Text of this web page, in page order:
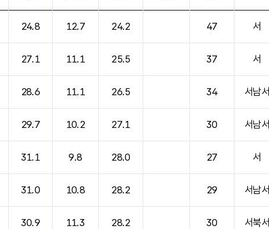
24.8 12.7 24.2 47 서
27.1 11.1 25.5 37 서
28.6 11.1 26.5 34 서남서
29.7 10.2 27.1 30 서남서
31.1 9.8 28.0 27 서
31.0 10.8 28.2 29 서남서
30.9 11.3 28.2 30 서북서